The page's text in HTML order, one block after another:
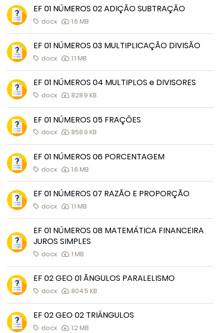
EF 01 NÚMEROS 02 ADIÇÃO SUBTRAÇÃO
docx 1.6 MB
EF 01 NÚMEROS 03 MULTIPLICAÇÃO DIVISÃO
docx 1.1 MB
EF 01 NÚMEROS 04 MULTIPLOS e DIVISORES
docx 828.9 KB
EF 01 NÚMEROS 05 FRAÇÕES
docx 858.9 KB
EF 01 NÚMEROS 06 PORCENTAGEM
docx 1.6 MB
EF 01 NÚMEROS 07 RAZÃO E PROPORÇÃO
docx 1.1 MB
EF 01 NÚMEROS 08 MATEMÁTICA FINANCEIRA
JUROS SIMPLES
docx 1 MB
EF 02 GEO 01 ÃNGULOS PARALELISMO
docx 804.5 KB
EF 02 GEO 02 TRIÂNGULOS
docx 1.2 MB